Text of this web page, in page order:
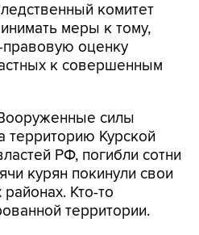
комитет
меры к тому,
правовую оценку
к совершенным
силы
территорию Курской
РФ, погибли сотни
курян покинули свои
Кто-то
территории.